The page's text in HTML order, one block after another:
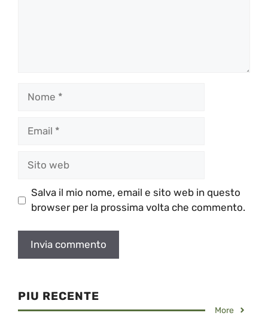
Salva il mio nome, email e sito web in questo
browser per la prossima volta che commento.
PIU RECENTE
More